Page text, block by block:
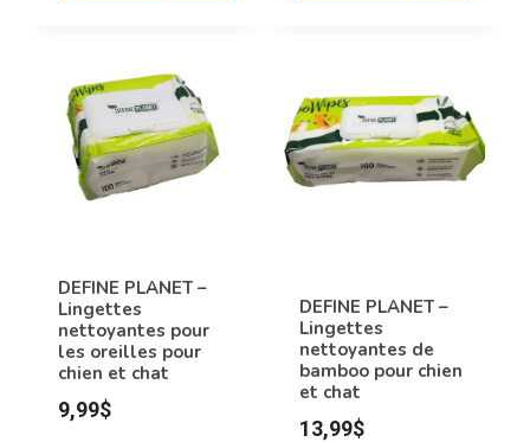
plusieurs
variations.
Les
options
choisies
sur
la
du
plusieurs
variations.
Les
choisies
sur
la
page
du
DEFINE PLANET –
Lingettes
nettoyantes pour
les oreilles pour
chien et chat
9,99$
DEFINE PLANET –
Lingettes
nettoyantes de
bamboo pour chien
et chat
13,99$